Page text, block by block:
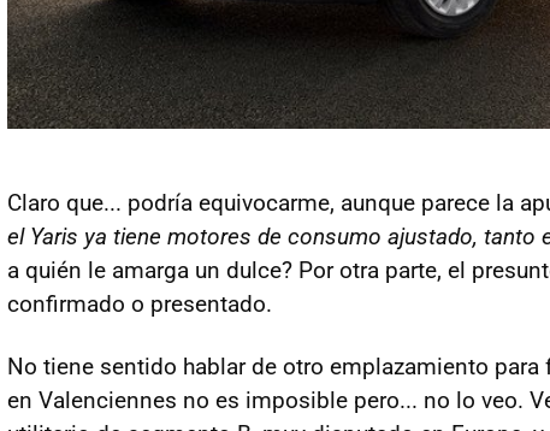
Claro que... podría equivocarme, aunque parece la
el Yaris ya tiene motores de consumo ajustado, tanto
a quién le amarga un dulce? Por otra parte, el
confirmado o presentado.
No tiene sentido hablar de otro emplazamiento para
en Valenciennes no es imposible pero... no lo veo.